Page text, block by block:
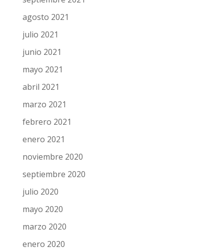
agosto 2021
julio 2021
junio 2021
mayo 2021
abril 2021
marzo 2021
febrero 2021
enero 2021
noviembre 2020
septiembre 2020
julio 2020
mayo 2020
marzo 2020
enero 2020